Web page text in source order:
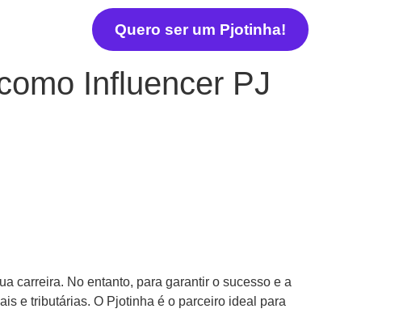
Quero ser um Pjotinha!
Influencer PJ
carreira. No entanto, para garantir o sucesso e a
e tributárias. O Pjotinha é o parceiro ideal para